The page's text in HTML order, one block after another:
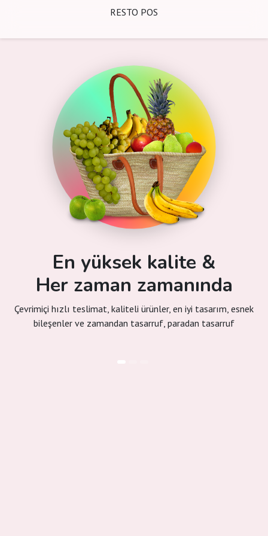
RESTO POS
En yüksek kalite &
Her zaman zamanında
Çevrimiçi hızlı teslimat, kaliteli ürünler, en iyi tasarım, esnek
bileşenler ve zamandan tasarruf, paradan tasarruf